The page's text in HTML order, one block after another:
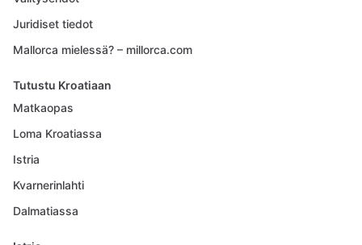
Juridiset tiedot
Mallorca mielessä? – millorca.com
Tutustu Kroatiaan
Matkaopas
Loma Kroatiassa
Istria
Kvarnerinlahti
Dalmatiassa